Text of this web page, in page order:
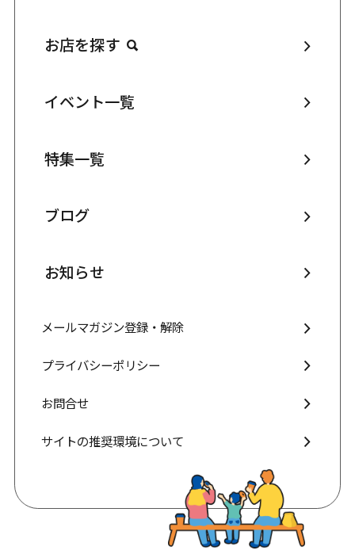
お店を探す
イベント一覧
特集一覧
ブログ
お知らせ
メールマガジン登録・解除
プライバシーポリシー
お問合せ
サイトの推奨環境について